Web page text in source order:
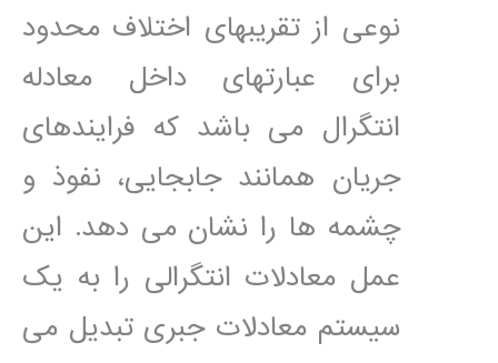
نوعی از تقريبھای اختلاف محدود
برای عبارتھای داخل معادله
انتگرال می باشد که فرايندھای
جريان ھمانند جابجايی، نفوذ و
چشمه ھا را نشان می دھد. اين
عمل معادلات انتگرالی را به يک
سيستم معادلات جبری تبديل می